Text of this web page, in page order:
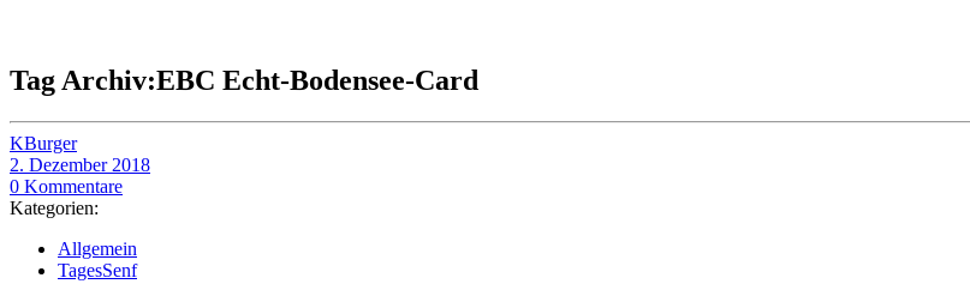
Tag Archiv:EBC Echt-Bodensee-Card
KBurger
2. Dezember 2018
0 Kommentare
Kategorien:
Allgemein
TagesSenf